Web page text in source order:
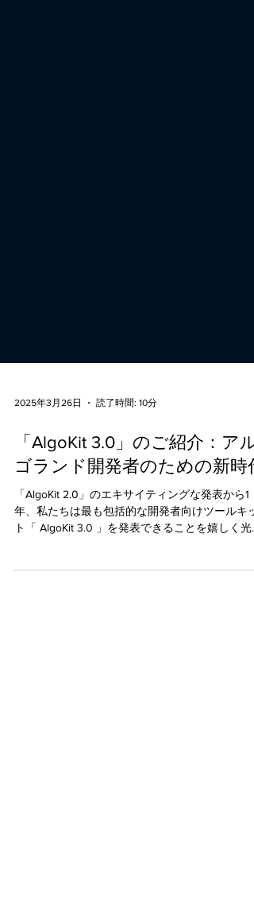
「AlgoKit 3.0」のご紹介：アル
ゴランド開発者のための新時
「AlgoKit 2.0」のエキサイティングな発表から1
年、私たちは最も包括的な開発者向けツールキッ